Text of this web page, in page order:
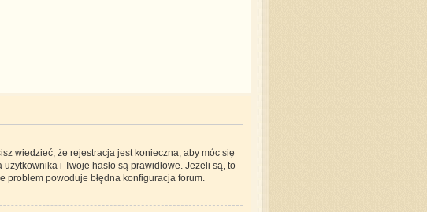
wiedzieć, że rejestracja jest konieczna, aby móc się
i Twoje hasło są prawidłowe. Jeżeli są, to
problem powoduje błędna konfiguracja forum.